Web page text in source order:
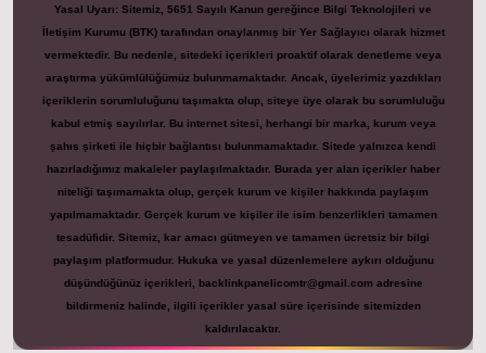
Yasal Uyarı: Sitemiz, 5651 Sayılı Kanun gereğince Bilgi Teknolojileri ve
İletişim Kurumu (BTK) tarafından onaylanmış bir Yer Sağlayıcı olarak hizmet
vermektedir. Bu nedenle, sitedeki içerikleri proaktif olarak denetleme veya
araştırma yükümlülüğümüz bulunmamaktadır. Ancak, üyelerimiz yazdıkları
içeriklerin sorumluluğunu taşımakta olup, siteye üye olarak bu sorumluluğu
kabul etmiş sayılırlar. Bu internet sitesi, herhangi bir marka, kurum veya
şahıs şirketi ile hiçbir bağlantısı bulunmamaktadır. Sitede yalnızca kendi
hazırladığımız makaleler paylaşılmaktadır. Burada yer alan içerikler haber
niteliği taşımamakta olup, gerçek kurum ve kişiler hakkında paylaşım
yapılmamaktadır. Gerçek kurum ve kişiler ile isim benzerlikleri tamamen
tesadüfidir. Sitemiz, kar amacı gütmeyen ve tamamen ücretsiz bir bilgi
paylaşım platformudur. Hukuka ve yasal düzenlemelere aykırı olduğunu
düşündüğünüz içerikleri,
backlinkpanelicomtr@gmail.com adresine
bildirmeniz halinde, ilgili içerikler yasal süre içerisinde sitemizden
kaldırılacaktır.